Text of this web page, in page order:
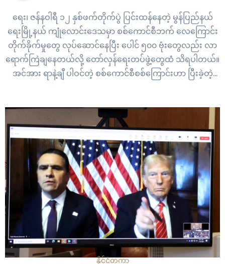
ရေး၊ ဇန်နဝါရီ ၁၂ နှစ်ဖက်တိုက်ပွဲ ပြင်းထန်နေတဲ့ မွန်ပြည်နယ်
ရေးမြို့နယ် ကျုံလောင်းဒေသမှာ စစ်ကောင်စီဘက် လေကြောင်း
တိုက်ခိုက်မှုတွေ လုပ်ဆောင်နေပြီး ပေါင် ၅၀၀ ဗုံးတွေလည်း လာ
ရောက်ကြဲချနေတယ်လို့ တော်လှန်ရေးတပ်ဖွဲ့တွေထံ သိရပါတယ်။
အင်အား ရာနဲ့ချီ ပါဝင်တဲ့ စစ်ကောင်စီစစ်ကြောင်းဟာ ပြီးခဲ့တဲ့
တွေနဲ့ တိုက်ပွဲဖြစ်ပွားနေတာပါ။ တိုက်ပွဲအတွင်း…
နိုင်ငံတကာ